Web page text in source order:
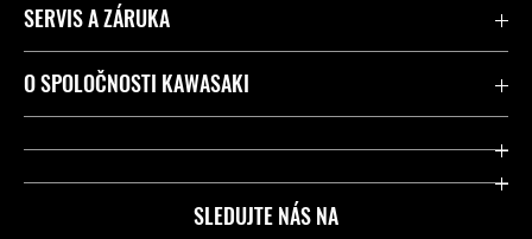
SLEDUJTE NÁS NA
SERVIS A ZÁRUKA
Kontaktujte nás
Legálny
O SPOLOČNOSTI KAWASAKI
Spoločnosť